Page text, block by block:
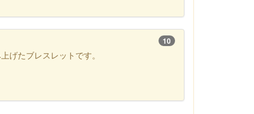
10
げたブレスレットです。